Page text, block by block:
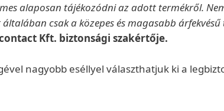
alaposan tájékozódni az adott termékről.
csak a közepes és magasabb
Kft. biztonsági szakértője.
nagyobb eséllyel választhatjuk ki a